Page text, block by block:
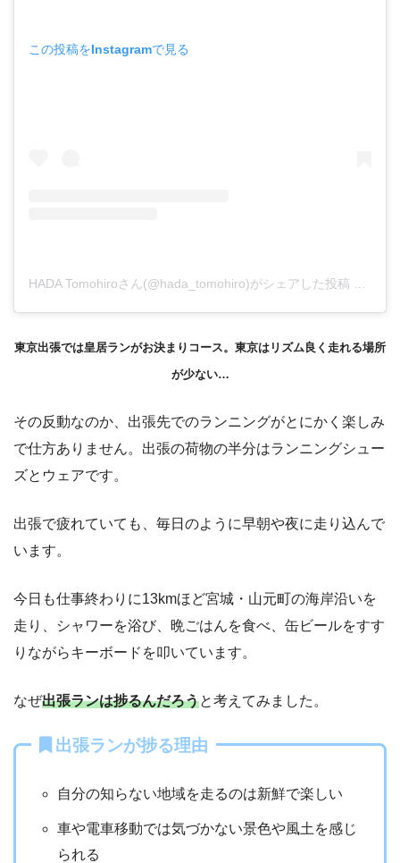
この投稿をInstagramで見る
HADA Tomohiroさん(@hada_tomohiro)がシェアした投稿
東京出張では皇居ランがお決まりコース。東京はリズム良く走れる場所
が少ない…
その反動なのか、出張先でのランニングがとにかく楽しみ
で仕方ありません。出張の荷物の半分はランニングシュー
ズとウェアです。
出張で疲れていても、毎日のように早朝や夜に走り込んで
います。
今日も仕事終わりに13kmほど宮城・山元町の海岸沿いを
走り、シャワーを浴び、晩ごはんを食べ、缶ビールをすす
りながらキーボードを叩いています。
なぜ出張ランは捗るんだろうと考えてみました。
出張ランが捗る理由
自分の知らない地域を走るのは新鮮で楽しい
車や電車移動では気づかない景色や風土を感じ
られる